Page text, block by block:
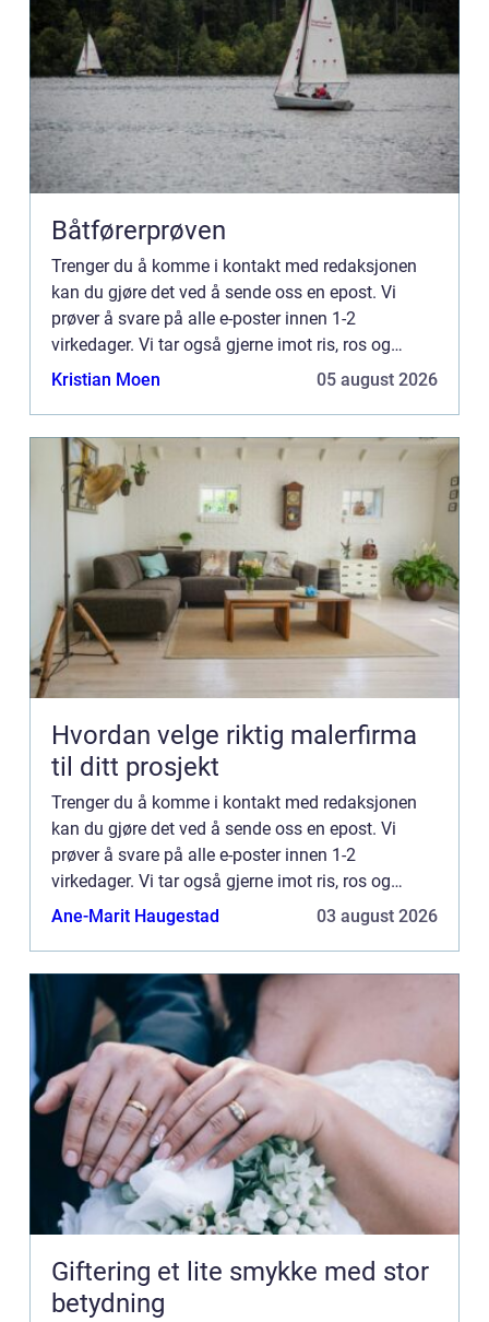
Båtførerprøven
Trenger du å komme i kontakt med redaksjonen
kan du gjøre det ved å sende oss en epost. Vi
prøver å svare på alle e-poster innen 1-2
virkedager. Vi tar også gjerne imot ris, ros og
generelle kommentarer på siden vår.
Kristian Moen 05 august 2026
Hvordan velge riktig malerfirma
til ditt prosjekt
Trenger du å komme i kontakt med redaksjonen
kan du gjøre det ved å sende oss en epost. Vi
prøver å svare på alle e-poster innen 1-2
virkedager. Vi tar også gjerne imot ris, ros og
generelle kommentarer på siden vår.
Ane-Marit Haugestad 03 august 2026
Giftering et lite smykke med stor
betydning